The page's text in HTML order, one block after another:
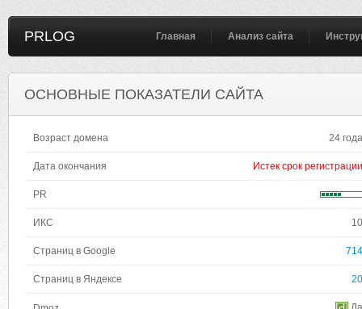
PRLOG Главная Анализ сайта
ОСНОВНЫЕ ПОКАЗАТЕЛИ САЙТА
Возраст домена 24 года
Дата окончания Истек срок регистрации
PR
ИКС 10
Страниц в Google 714
Страниц в Яндексе 20